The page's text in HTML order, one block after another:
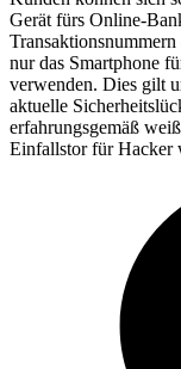
Gerät fürs Online-
nur das Smartphone
verwenden. Dies gilt
aktuelle
erfahrungsgemäß
Einfallstor für Hacker